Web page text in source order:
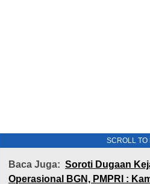
SCROLL TO
Baca Juga: Soroti Dugaan
Operasional BGN, PMPRI :